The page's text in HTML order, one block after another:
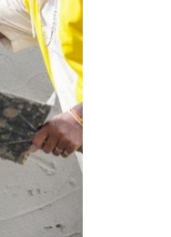
Потолок
Плита потолочная
Показать больше